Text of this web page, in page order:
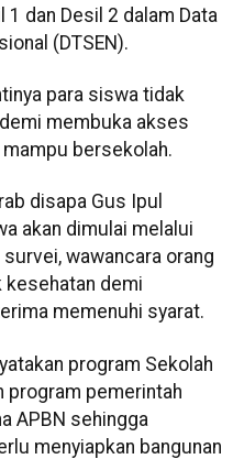
dan Desil 2 dalam Data
(DTSEN).
para siswa tidak
membuka akses
bersekolah.
disapa Gus Ipul
akan dimulai melalui
wawancara orang
kesehatan demi
memenuhi syarat.
program Sekolah
program pemerintah
APBN sehingga
menyiapkan bangunan